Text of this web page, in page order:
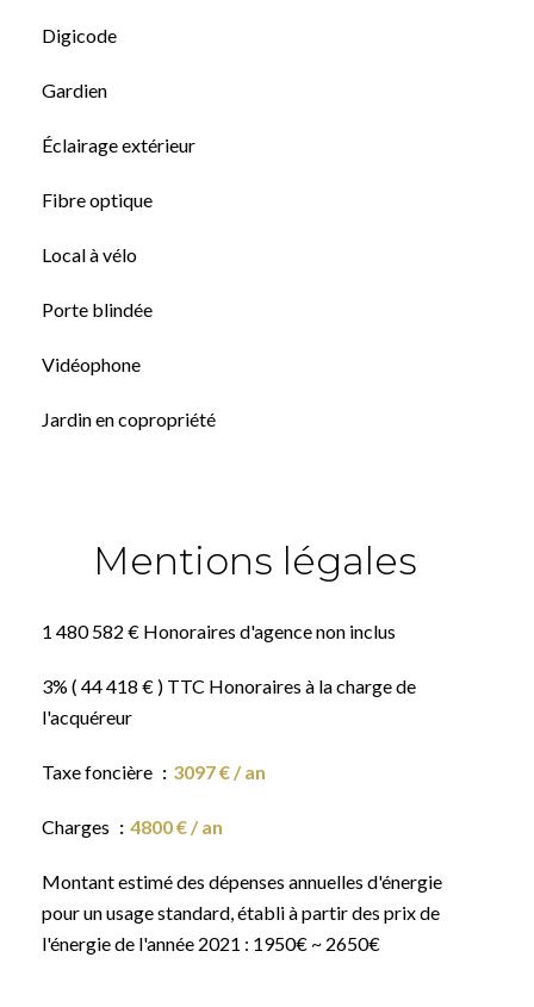
Digicode
Gardien
Éclairage extérieur
Fibre optique
Local à vélo
Porte blindée
Vidéophone
Jardin en copropriété
Mentions légales
1 480 582 € Honoraires d'agence non inclus
3% ( 44 418 € ) TTC Honoraires à la charge de
l'acquéreur
Taxe foncière 3097 € / an
Charges 4800 € / an
Montant estimé des dépenses annuelles d'énergie
pour un usage standard, établi à partir des prix de
l'énergie de l'année 2021 : 1950€ ~ 2650€